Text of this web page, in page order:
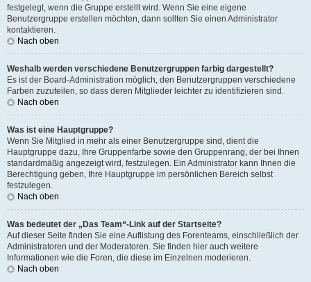
festgelegt, wenn die Gruppe erstellt wird. Wenn Sie eine eigene
Benutzergruppe erstellen möchten, dann sollten Sie einen Administrator
kontaktieren.
Nach oben
Weshalb werden verschiedene Benutzergruppen farbig dargestellt?
Es ist der Board-Administration möglich, den Benutzergruppen verschiedene
Farben zuzuteilen, so dass deren Mitglieder leichter zu identifizieren sind.
Nach oben
Was ist eine Hauptgruppe?
Wenn Sie Mitglied in mehr als einer Benutzergruppe sind, dient die
Hauptgruppe dazu, Ihre Gruppenfarbe sowie den Gruppenrang, der bei Ihnen
standardmäßig angezeigt wird, festzulegen. Ein Administrator kann Ihnen die
Berechtigung geben, Ihre Hauptgruppe im persönlichen Bereich selbst
festzulegen.
Nach oben
Was bedeutet der „Das Team“-Link auf der Startseite?
Auf dieser Seite finden Sie eine Auflistung des Forenteams, einschließlich der
Administratoren und der Moderatoren. Sie finden hier auch weitere
Informationen wie die Foren, die diese im Einzelnen moderieren.
Nach oben